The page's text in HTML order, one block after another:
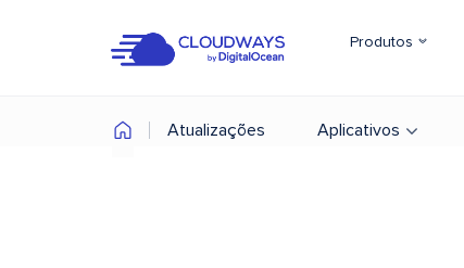
Produtos
Atualizações Aplicativos